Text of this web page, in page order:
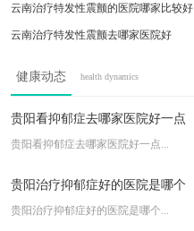
云南治疗特发性震颤的医院哪家比较好
云南治疗特发性震颤去哪家医院好
云南治疗癫痫的医院-{云南癫痫}
{昆明治癫痫的医院}-昆明癫痫医院推荐
健康动态 health dynamics
贵阳看抑郁症去哪家医院好一点
贵阳看抑郁症去哪家医院好一点...
贵阳治疗抑郁症好的医院是哪个
贵阳治疗抑郁症好的医院是哪个...